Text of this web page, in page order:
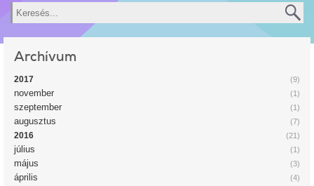
Keresés
Archívum
(9)
2017
(1)
november
(1)
szeptember
(7)
augusztus
(21)
2016
(1)
július
(3)
május
(4)
április